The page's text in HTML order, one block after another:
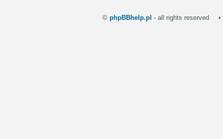
© phpBBhelp.pl - all rights reserved •